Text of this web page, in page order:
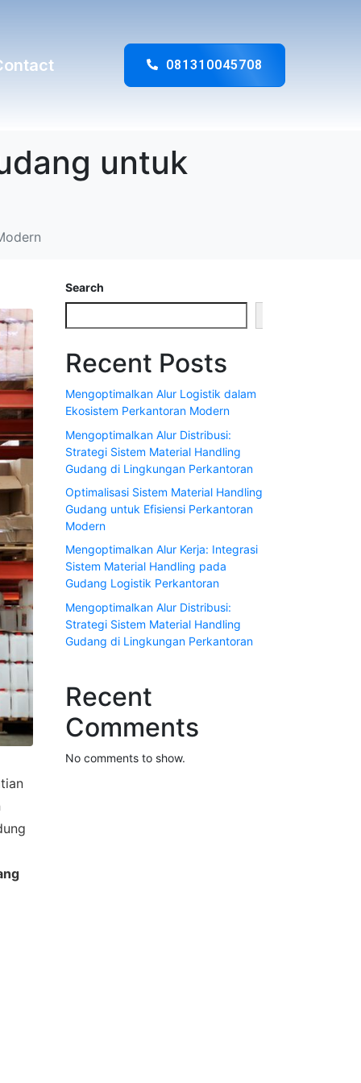
081310045708
untuk
Search
Recent Posts
Mengoptimalkan Alur Logistik dalam
Ekosistem Perkantoran Modern
Mengoptimalkan Alur Distribusi:
Strategi Sistem Material Handling
Gudang di Lingkungan Perkantoran
Optimalisasi Sistem Material Handling
Gudang untuk Efisiensi Perkantoran
Modern
Mengoptimalkan Alur Kerja: Integrasi
Sistem Material Handling pada
Gudang Logistik Perkantoran
Mengoptimalkan Alur Distribusi:
Strategi Sistem Material Handling
Gudang di Lingkungan Perkantoran
Recent
Comments
No comments to show.